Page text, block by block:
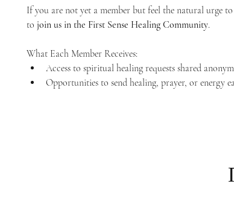
If you are not yet a member but feel the natural urge
to join us in the First Sense Healing Community.
What Each Member Receives:
Access to spiritual healing requests shared
Opportunities to send healing, prayer, or energy